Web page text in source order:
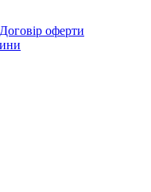
Договір оферти